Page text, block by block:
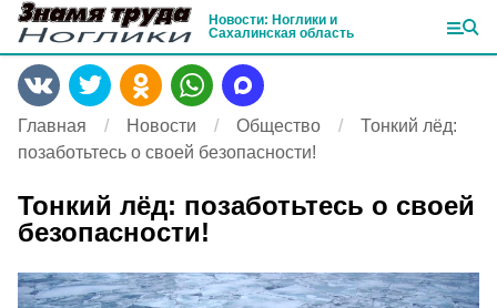
Новости: Ноглики и
Сахалинская область
Главная Новости Общество
Тонкий лёд:
позаботьтесь о своей безопасности!
Тонкий лёд: позаботьтесь о своей
безопасности!